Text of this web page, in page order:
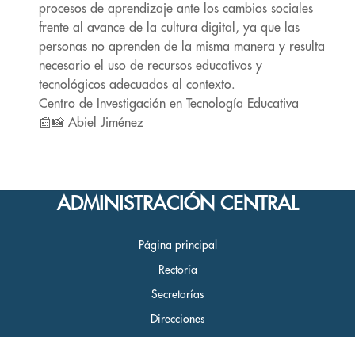
procesos de aprendizaje ante los cambios sociales
frente al avance de la cultura digital, ya que las
personas no aprenden de la misma manera y resulta
necesario el uso de recursos educativos y
tecnológicos adecuados al contexto.
Centro de Investigación en Tecnología Educativa
📰📸 Abiel Jiménez
ADMINISTRACIÓN CENTRAL
Página principal
Rectoría
Secretarías
Direcciones